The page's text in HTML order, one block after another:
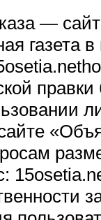
—
газета